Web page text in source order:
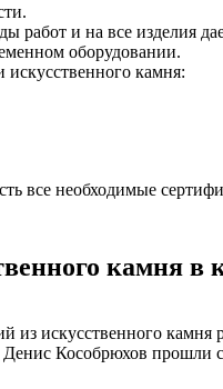
работ и на все изделия
оборудовании.
камня:
все необходимые
камня
искусственного камня
Кособрюхов